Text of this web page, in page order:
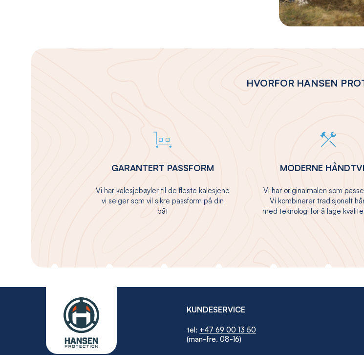
HVORFOR HANSEN
GARANTERT PASSFORM
Vi har kalesjebøyler til de fleste kalesjene
vi selger som vil sikre passform på din
båt
MODERNE
Vi har originalmalen som
Vi kombinerer tradisjonelt
med teknologi for å lage
KUNDESERVICE
tel: +47 69 00 13 50
(man-fre. 08-16)